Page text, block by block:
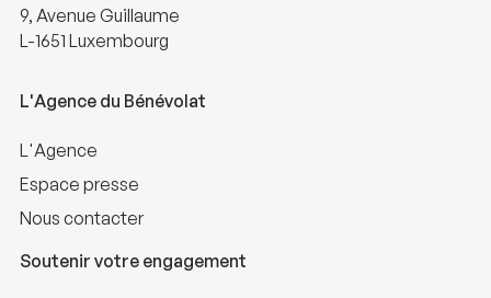
9, Avenue Guillaume
L-1651 Luxembourg
L'Agence du Bénévolat
L'Agence
Espace presse
Nous contacter
Soutenir votre engagement